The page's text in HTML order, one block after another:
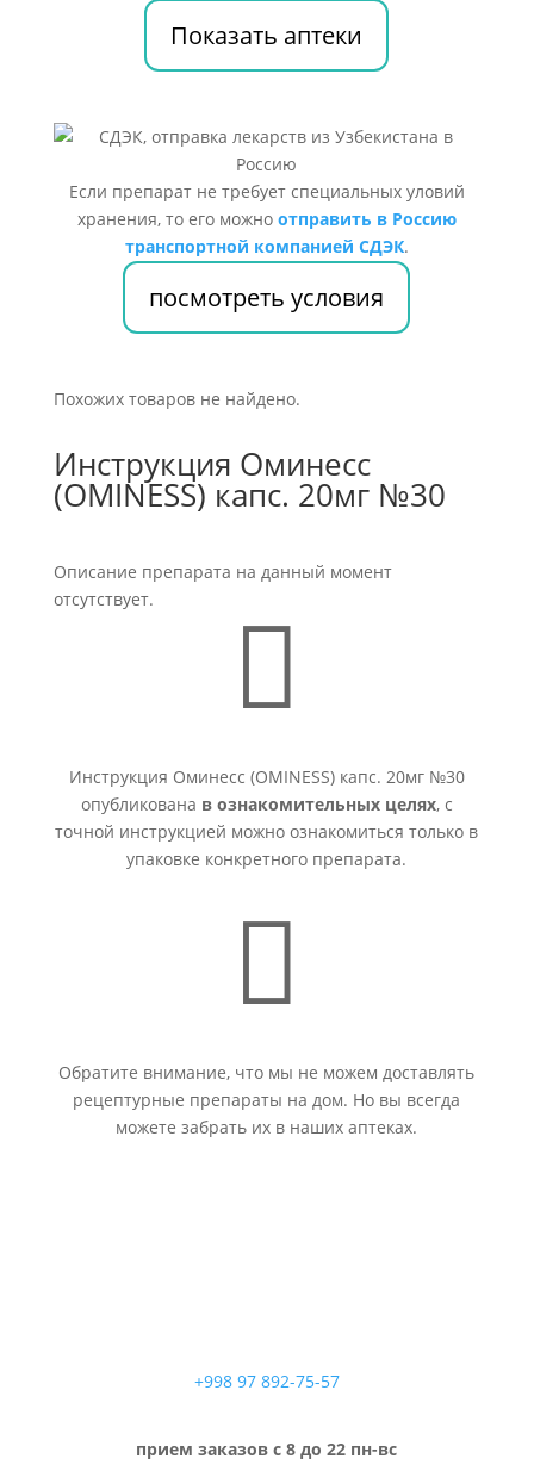
Показать аптеки
Если препарат не требует специальных уловий
хранения, то его можно отправить в Россию
транспортной компанией СДЭК.
посмотреть условия
Похожих товаров не найдено.
Инструкция Оминесс
(OMINESS) капс. 20мг №30
Описание препарата на данный момент
отсутствует.

Инструкция Оминесс (OMINESS) капс. 20мг №30
опубликована в ознакомительных целях, с
точной инструкцией можно ознакомиться только в
упаковке конкретного препарата.

Обратите внимание, что мы не можем доставлять
рецептурные препараты на дом. Но вы всегда
можете забрать их в наших аптеках.
+998 97 892-75-57
прием заказов с 8 до 22 пн-вс